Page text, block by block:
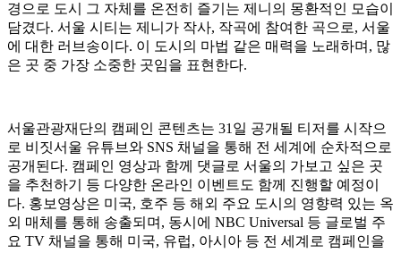
경으로 도시 그 자체를 온전히 즐기는 제니의 몽환적인 모습이
담겼다. 서울 시티는 제니가 작사, 작곡에 참여한 곡으로, 서울
에 대한 러브송이다. 이 도시의 마법 같은 매력을 노래하며, 많
은 곳 중 가장 소중한 곳임을 표현한다.
서울관광재단의 캠페인 콘텐츠는 31일 공개될 티저를 시작으
로 비짓서울 유튜브와 SNS 채널을 통해 전 세계에 순차적으로
공개된다. 캠페인 영상과 함께 댓글로 서울의 가보고 싶은 곳
을 추천하기 등 다양한 온라인 이벤트도 함께 진행할 예정이
다. 홍보영상은 미국, 호주 등 해외 주요 도시의 영향력 있는 옥
외 매체를 통해 송출되며, 동시에 NBC Universal 등 글로벌 주
요 TV 채널을 통해 미국, 유럽, 아시아 등 전 세계로 캠페인을